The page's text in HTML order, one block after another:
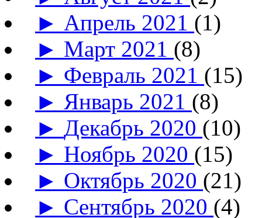
► Апрель 2021 (1)
► Март 2021 (8)
► Февраль 2021 (15)
► Январь 2021 (8)
►Декабрь 2020 (10)
► Ноябрь 2020 (15)
► Октябрь 2020 (21)
► Сентябрь 2020 (4)